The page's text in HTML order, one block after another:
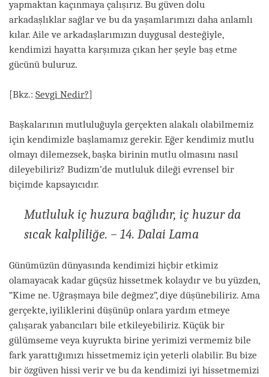
yapmaktan kaçınmaya çalışırız. Bu güven dolu
arkadaşlıklar sağlar ve bu da yaşamlarımızı daha anlamlı
kılar. Aile ve arkadaşlarımızın duygusal desteğiyle,
kendimizi hayatta karşımıza çıkan her şeyle baş etme
gücünü buluruz.
[Bkz.: Sevgi Nedir?]
Başkalarının mutluluğuyla gerçekten alakalı olabilmemiz
için kendimizle başlamamız gerekir. Eğer kendimiz mutlu
olmayı dilemezsek, başka birinin mutlu olmasını nasıl
dileyebiliriz? Budizm’de mutluluk dileği evrensel bir
biçimde kapsayıcıdır.
Mutluluk iç huzura bağlıdır, iç huzur da
sıcak kalpliliğe. – 14. Dalai Lama
Günümüzün dünyasında kendimizi hiçbir etkimiz
olamayacak kadar güçsüz hissetmek kolaydır ve bu yüzden,
“Kime ne. Uğraşmaya bile değmez”, diye düşünebiliriz. Ama
gerçekte, iyiliklerini düşünüp onlara yardım etmeye
çalışarak yabancıları bile etkileyebiliriz. Küçük bir
gülümseme veya kuyrukta birine yerimizi vermemiz bile
fark yarattığımızı hissetmemiz için yeterli olabilir. Bu bize
bir özgüven hissi verir ve bu da kendimizi iyi hissetmemizi